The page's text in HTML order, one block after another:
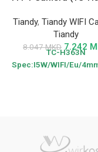
Tiandy, Tiandy WIFI
Tiandy
8.047MKD 7.242
TC-H363N
Spec:I5W/WIFI/Eu/